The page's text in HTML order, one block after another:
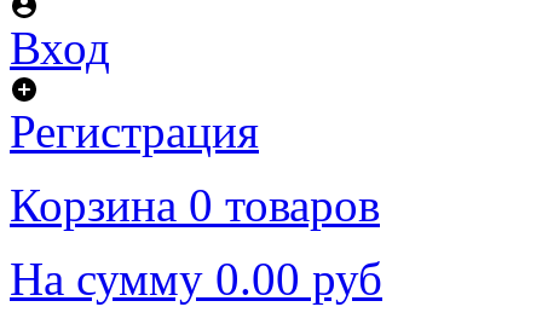
Вход
Регистрация
Корзина 0 товаров
На сумму 0.00 руб